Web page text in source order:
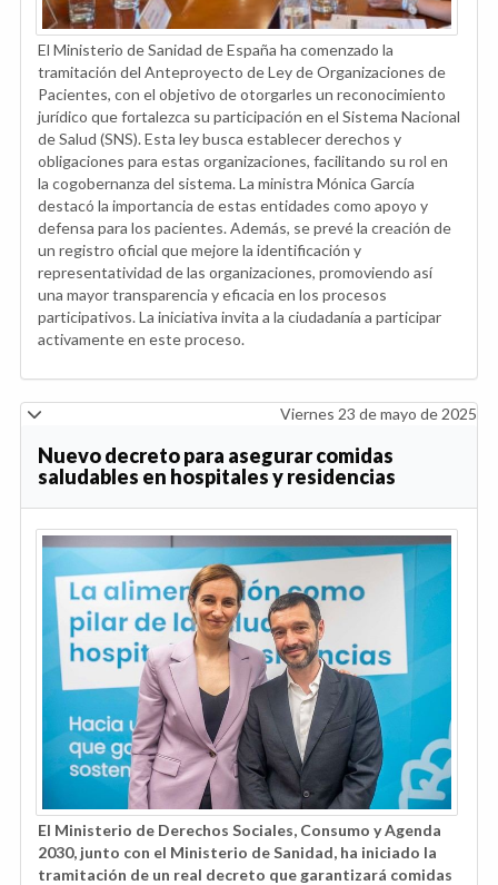
El Ministerio de Sanidad de España ha comenzado la
tramitación del Anteproyecto de Ley de Organizaciones de
Pacientes, con el objetivo de otorgarles un reconocimiento
jurídico que fortalezca su participación en el Sistema Nacional
de Salud (SNS). Esta ley busca establecer derechos y
obligaciones para estas organizaciones, facilitando su rol en
la cogobernanza del sistema. La ministra Mónica García
destacó la importancia de estas entidades como apoyo y
defensa para los pacientes. Además, se prevé la creación de
un registro oficial que mejore la identificación y
representatividad de las organizaciones, promoviendo así
una mayor transparencia y eficacia en los procesos
participativos. La iniciativa invita a la ciudadanía a participar
activamente en este proceso.
Viernes 23 de mayo de 2025
Nuevo decreto para asegurar comidas
saludables en hospitales y residencias
El Ministerio de Derechos Sociales, Consumo y Agenda
2030, junto con el Ministerio de Sanidad, ha iniciado la
tramitación de un real decreto que garantizará comidas